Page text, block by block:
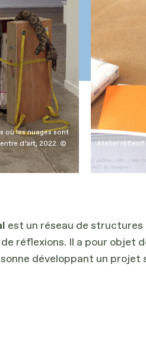
où les nuages sont
d’art, 2022. ©
Atelier réflexif
est un réseau de
réflexions. Il a pour
développant un projet